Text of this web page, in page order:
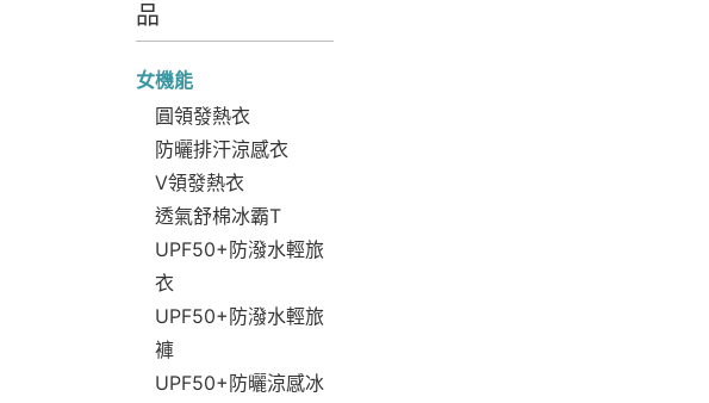
品
女機能
圓領發熱衣
防曬排汗涼感衣
V領發熱衣
透氣舒棉冰霸T
UPF50+防潑水輕旅
衣
UPF50+防潑水輕旅
褲
UPF50+防曬涼感冰